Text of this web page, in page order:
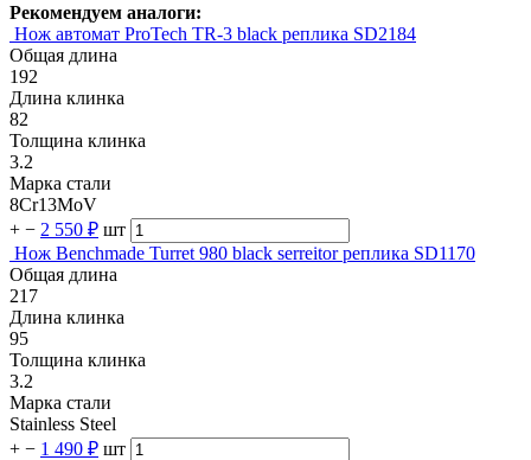
Рекомендуем аналоги:
Нож автомат ProTech TR-3 black реплика SD2184
Общая длина
192
Длина клинка
82
Толщина клинка
3.2
Марка стали
8Cr13MoV
+ − 2 550 ₽ шт
Нож Benchmade Turret 980 black serreitor реплика SD1170
Общая длина
217
Длина клинка
95
Толщина клинка
3.2
Марка стали
Stainless Steel
+ − 1 490 ₽ шт